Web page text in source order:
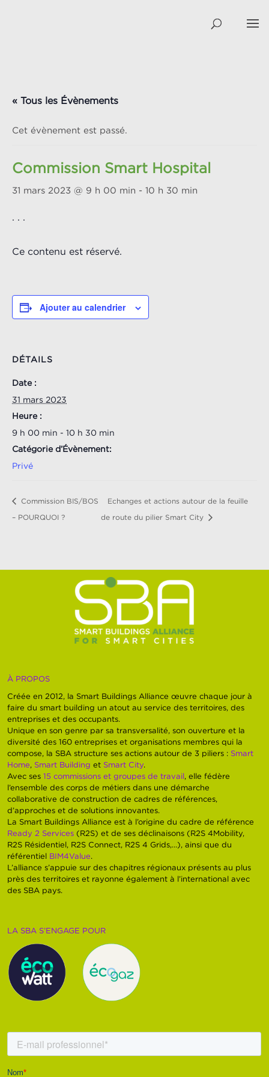
« Tous les Évènements
Cet évènement est passé.
Commission Smart Hospital
31 mars 2023 @ 9 h 00 min - 10 h 30 min
. . .
Ce contenu est réservé.
Ajouter au calendrier
DÉTAILS
Date :
31 mars 2023
Heure :
9 h 00 min - 10 h 30 min
Catégorie d’Évènement:
Privé
Commission BIS/BOS
– POURQUOI ?
Echanges et actions autour de la feuille
de route du pilier Smart City
À PROPOS
Créée en 2012, la Smart Buildings Alliance œuvre chaque jour à
faire du smart building un atout au service des territoires, des
entreprises et des occupants.
Unique en son genre par sa transversalité, son ouverture et la
diversité des 160 entreprises et organisations membres qui la
compose, la SBA structure ses actions autour de 3 piliers : Smart
Home
Smart Building et Smart City
Avec ses15 commissions et groupes de travail , elle fédère
l’ensemble des corps de métiers dans une démarche
collaborative de construction de cadres de références,
d’approches et de solutions innovantes.
La Smart Buildings Alliance est à l’origine du cadre de référence
Ready 2 Services (R2S) et de ses déclinaisons (R2S 4Mobility,
R2S Résidentiel, R2S Connect, R2S 4 Grids,…), ainsi que du
référentiel BIM4Value
L’alliance s’appuie sur des chapitres régionaux présents au plus
près des territoires et rayonne également à l’international avec
des SBA pays.
LA SBA S’ENGAGE POUR